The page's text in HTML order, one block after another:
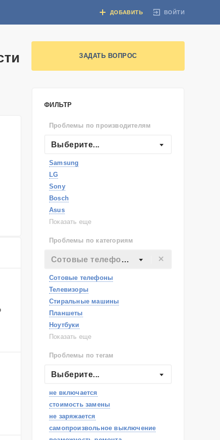
ВОЙТИ
ДОБАВИТЬ
ЗАДАТЬ ВОПРОС
ФИЛЬТР
Проблемы по производителям
Выберите...
Samsung
LG
Sony
Bosch
Asus
Lenovo
Apple
Indesit
Показать еще
Проблемы по категориям
Сотовые телефоны
Сотовые телефоны
Телевизоры
Стиральные машины
Планшеты
Ноутбуки
Холодильники
Посудомоечные машины
Наушники
Показать еще
Проблемы по тегам
Выберите...
не включается
стоимость замены
не заряжается
самопроизвольное выключение